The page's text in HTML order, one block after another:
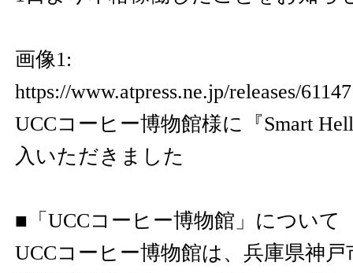
画像1:
https://www.atpress.ne.jp/releases/
UCCコーヒー博物館様に『Smart
入いただきました
■「UCCコーヒー博物館」について
UCCコーヒー博物館は、兵庫県神